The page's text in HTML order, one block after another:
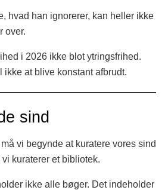
hvad han ignorerer, kan heller ikke
over.
i 2026 ikke blot ytringsfrihed.
ikke at blive konstant afbrudt.
sind
vi begynde at kuratere vores sind
kuraterer et bibliotek.
ikke alle bøger. Det indeholder